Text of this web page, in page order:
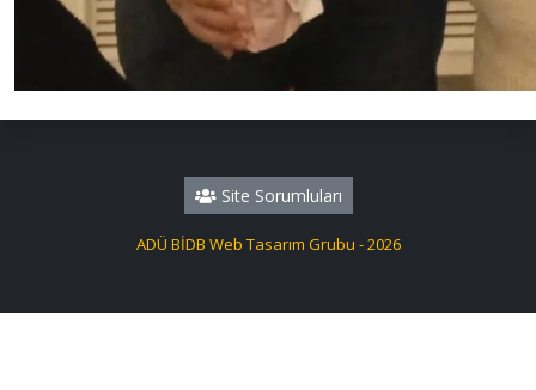
Site Sorumluları
ADÜ BİDB Web Tasarım Grubu - 2026